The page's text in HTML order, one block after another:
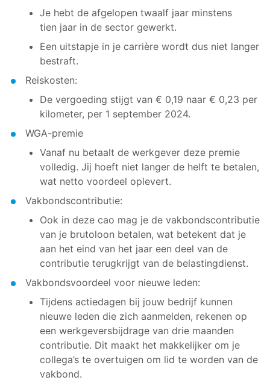
Je hebt de afgelopen twaalf jaar minstens
tien jaar in de sector gewerkt.
Een uitstapje in je carrière wordt dus niet langer
bestraft.
Reiskosten:
De vergoeding stijgt van € 0,19 naar € 0,23 per
kilometer, per 1 september 2024.
WGA-premie
Vanaf nu betaalt de werkgever deze premie
volledig. Jij hoeft niet langer de helft te betalen,
wat netto voordeel oplevert.
Vakbondscontributie:
Ook in deze cao mag je de vakbondscontributie
van je brutoloon betalen, wat betekent dat je
aan het eind van het jaar een deel van de
contributie terugkrijgt van de belastingdienst.
Vakbondsvoordeel voor nieuwe leden:
Tijdens actiedagen bij jouw bedrijf kunnen
nieuwe leden die zich aanmelden, rekenen op
een werkgeversbijdrage van drie maanden
contributie. Dit maakt het makkelijker om je
collega’s te overtuigen om lid te worden van de
vakbond.